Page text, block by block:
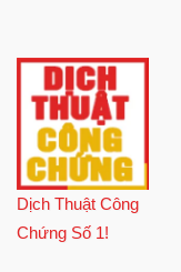
Dịch Thuật Công
Chứng Số 1!